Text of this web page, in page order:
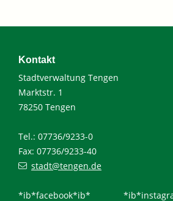
Kontakt
Stadtverwaltung Tengen
Marktstr. 1
78250 Tengen
Tel.: 07736/9233-0
Fax: 07736/9233-40
stadt@tengen.de
*ib*facebook*ib*